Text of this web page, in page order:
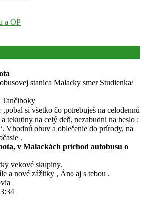
a OP
stanica Malacky smer Studienka/
Tančiboky
,pobal si všetko čo potrebuješ na celodennú
tekutiny na celý deň, nezabudni na heslo :
Vhodnú obuv a oblečenie do prírody, na
.
v Malackách príchod autobusu o
vekové skupiny.
a nové zážitky , Áno aj s tebou .